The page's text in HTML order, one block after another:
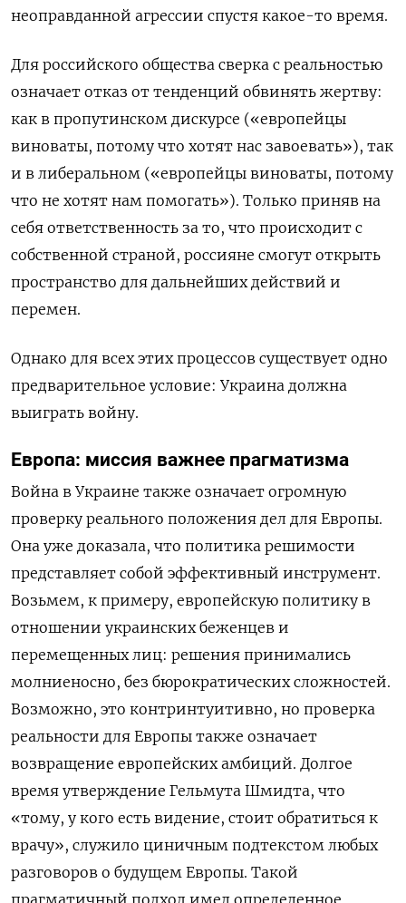
неоправданной агрессии спустя какое-то время.
Для российского общества сверка с реальностью
означает отказ от тенденций обвинять жертву:
как в пропутинском дискурсе («европейцы
виноваты, потому что хотят нас завоевать»), так
и в либеральном («европейцы виноваты, потому
что не хотят нам помогать»). Только приняв на
себя ответственность за то, что происходит с
собственной страной, россияне смогут открыть
пространство для дальнейших действий и
перемен.
Однако для всех этих процессов существует одно
предварительное условие: Украина должна
выиграть войну.
Европа: миссия важнее прагматизма
Война в Украине также означает огромную
проверку реального положения дел для Европы.
Она уже доказала, что политика решимости
представляет собой эффективный инструмент.
Возьмем, к примеру, европейскую политику в
отношении украинских беженцев и
перемещенных лиц: решения принимались
молниеносно, без бюрократических сложностей.
Возможно, это контринтуитивно, но проверка
реальности для Европы также означает
возвращение европейских амбиций. Долгое
время утверждение Гельмута Шмидта, что
«тому, у кого есть видение, стоит обратиться к
врачу», служило циничным подтекстом любых
разговоров о будущем Европы. Такой